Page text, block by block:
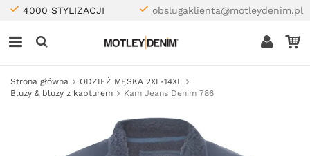
4000 STYLIZACJI obslugaklienta@motleydenim.pl
Strona główna
ODZIEŻ MĘSKA 2XL-14XL
Bluzy & bluzy z kapturem
Kam Jeans Denim 786